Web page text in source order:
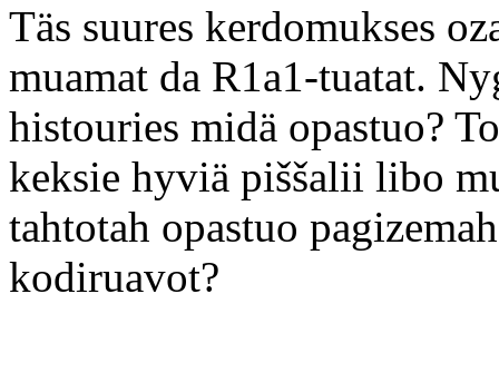
Täs suures kerdomukses
muamat da R1a1-tuatat.
histouries midä opastuo?
keksie hyviä piššalii libo
tahtotah opastuo
kodiruavot?